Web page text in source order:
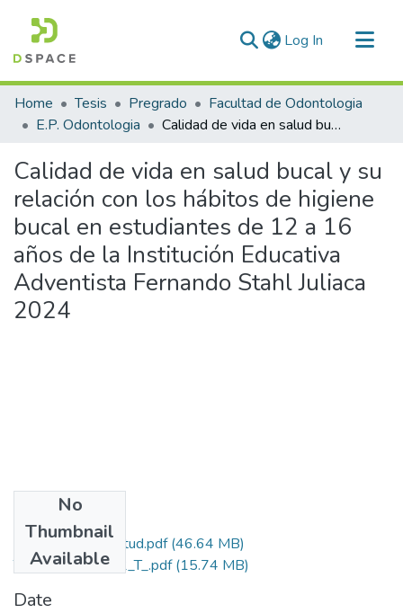
Log In (current)
Communities & Collections
All of DSpace
Home Tesis Pregrado
Facultad de Odontologia
E.P. Odontologia
Calidad de vida en salud bucal y su relación con los hábitos de higiene bucal en estudiantes de 12 a 16 años de la Institución Educativa Adventista Fernando Stahl Juliaca 2024
Calidad de vida en salud bucal y su
relación con los hábitos de higiene
bucal en estudiantes de 12 a 16
años de la Institución Educativa
Adventista Fernando Stahl Juliaca
2024
No
Thumbnail
Available
Grado de Similitud.pdf(46.64 MB)
T036_45088622_T_.pdf(15.74 MB)
Date